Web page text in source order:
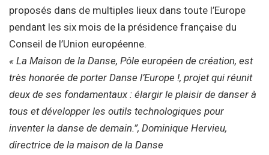
proposés dans de multiples lieux dans toute l’Europe
pendant les six mois de la présidence française du
Conseil de l’Union européenne.
« La Maison de la Danse, Pôle européen de création, est
très honorée de porter Danse l’Europe !, projet qui réunit
deux de ses fondamentaux : élargir le plaisir de danser à
tous et développer les outils technologiques pour
inventer la danse de demain.”, Dominique Hervieu,
directrice de la maison de la Danse